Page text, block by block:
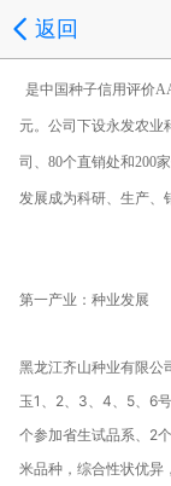
返回
是中国种子信用评价
元。公司下设永发农业
司、80个直销处和200
发展成为科研、生产、
第一产业：种业发展
黑龙江齐山种业有限公
玉1、2、3、4、5、6
个参加省生试品系、2
米品种，综合性状优